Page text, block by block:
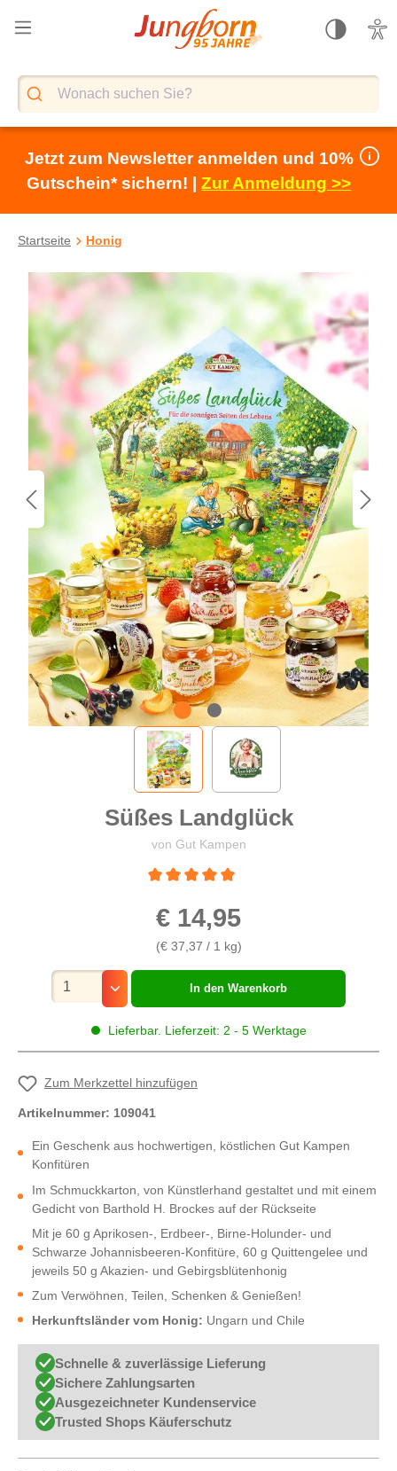
springen
Jetzt zum Newsletter anmelden und 10%
Gutschein* sichern! | Zur Anmeldung >>
Startseite Honig
Bildergalerie überspringen
Süßes Landglück
von Gut Kampen
€ 14,95
(€ 37,37 / 1 kg)
Lieferbar. Lieferzeit: 2 - 5 Werktage
Mengenauswahl
In den Warenkorb
Zum Merkzettel hinzufügen
Artikelnummer: 109041
Ein Geschenk aus hochwertigen, köstlichen Gut Kampen
Konfitüren
Im Schmuckkarton, von Künstlerhand gestaltet und mit einem
Gedicht von Barthold H. Brockes auf der Rückseite
Mit je 60 g Aprikosen-, Erdbeer-, Birne-Holunder- und
Schwarze Johannisbeeren-Konfitüre, 60 g Quittengelee und
jeweils 50 g Akazien- und Gebirgsblütenhonig
Zum Verwöhnen, Teilen, Schenken & Genießen!
Herkunftsländer vom Honig: Ungarn und Chile
Schnelle & zuverlässige Lieferung
Sichere Zahlungsarten
Ausgezeichneter Kundenservice
Trusted Shops Käuferschutz